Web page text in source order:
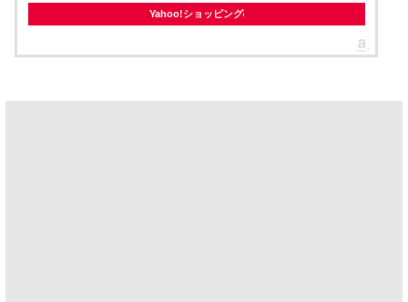
Yahoo!ショッピング